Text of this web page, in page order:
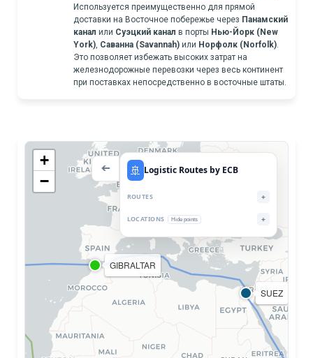
Используется преимущественно для прямой
доставки на Восточное побережье через Панамский
канал или Суэцкий канал в порты Нью-Йорк (New
York), Саванна (Savannah) или Норфолк (Norfolk).
Это позволяет избежать высоких затрат на
железнодорожные перевозки через весь континент
при поставках непосредственно в восточные штаты.
SUEZ
GIBRALTAR
+
−
➔ 🚢 Logistic Routes by ECB
ROUTES +
LOCATIONS Hide points +